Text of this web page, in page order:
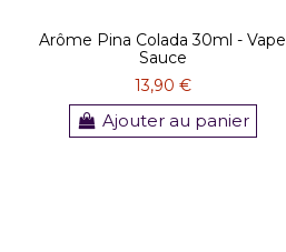
Arôme Pina Colada 30ml - Vape
Sauce
13,90 €
Ajouter au panier